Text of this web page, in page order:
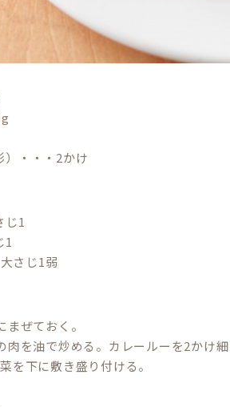
・・・2かけ
じ1
1
さじ1弱
ぜておく。
肉を油で炒める。カレールーを2かけ
を下に敷き盛り付ける。